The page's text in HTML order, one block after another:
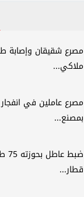
مصرع شقيقان وإصابة
ملاكي...
مصرع عاملين في انفجار
بمصنع...
قطار...